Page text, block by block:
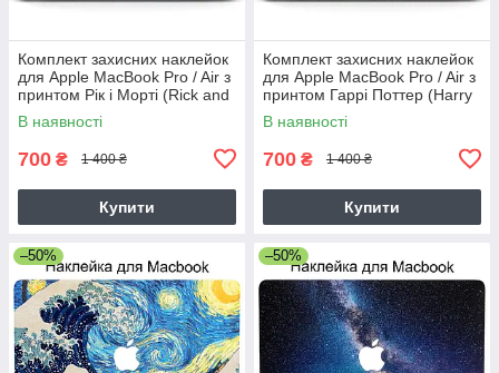
Комплект захисних наклейок
для Apple MacBook Pro / Air з
принтом Рік і Морті (Rick and
Morty)
В наявності
700 ₴ 1 400 ₴
Купити
Комплект захисних наклейок
для Apple MacBook Pro / Air з
принтом Гаррі Поттер (Harry
Potter)
В наявності
700 ₴ 1 400 ₴
Купити
–50% –50%